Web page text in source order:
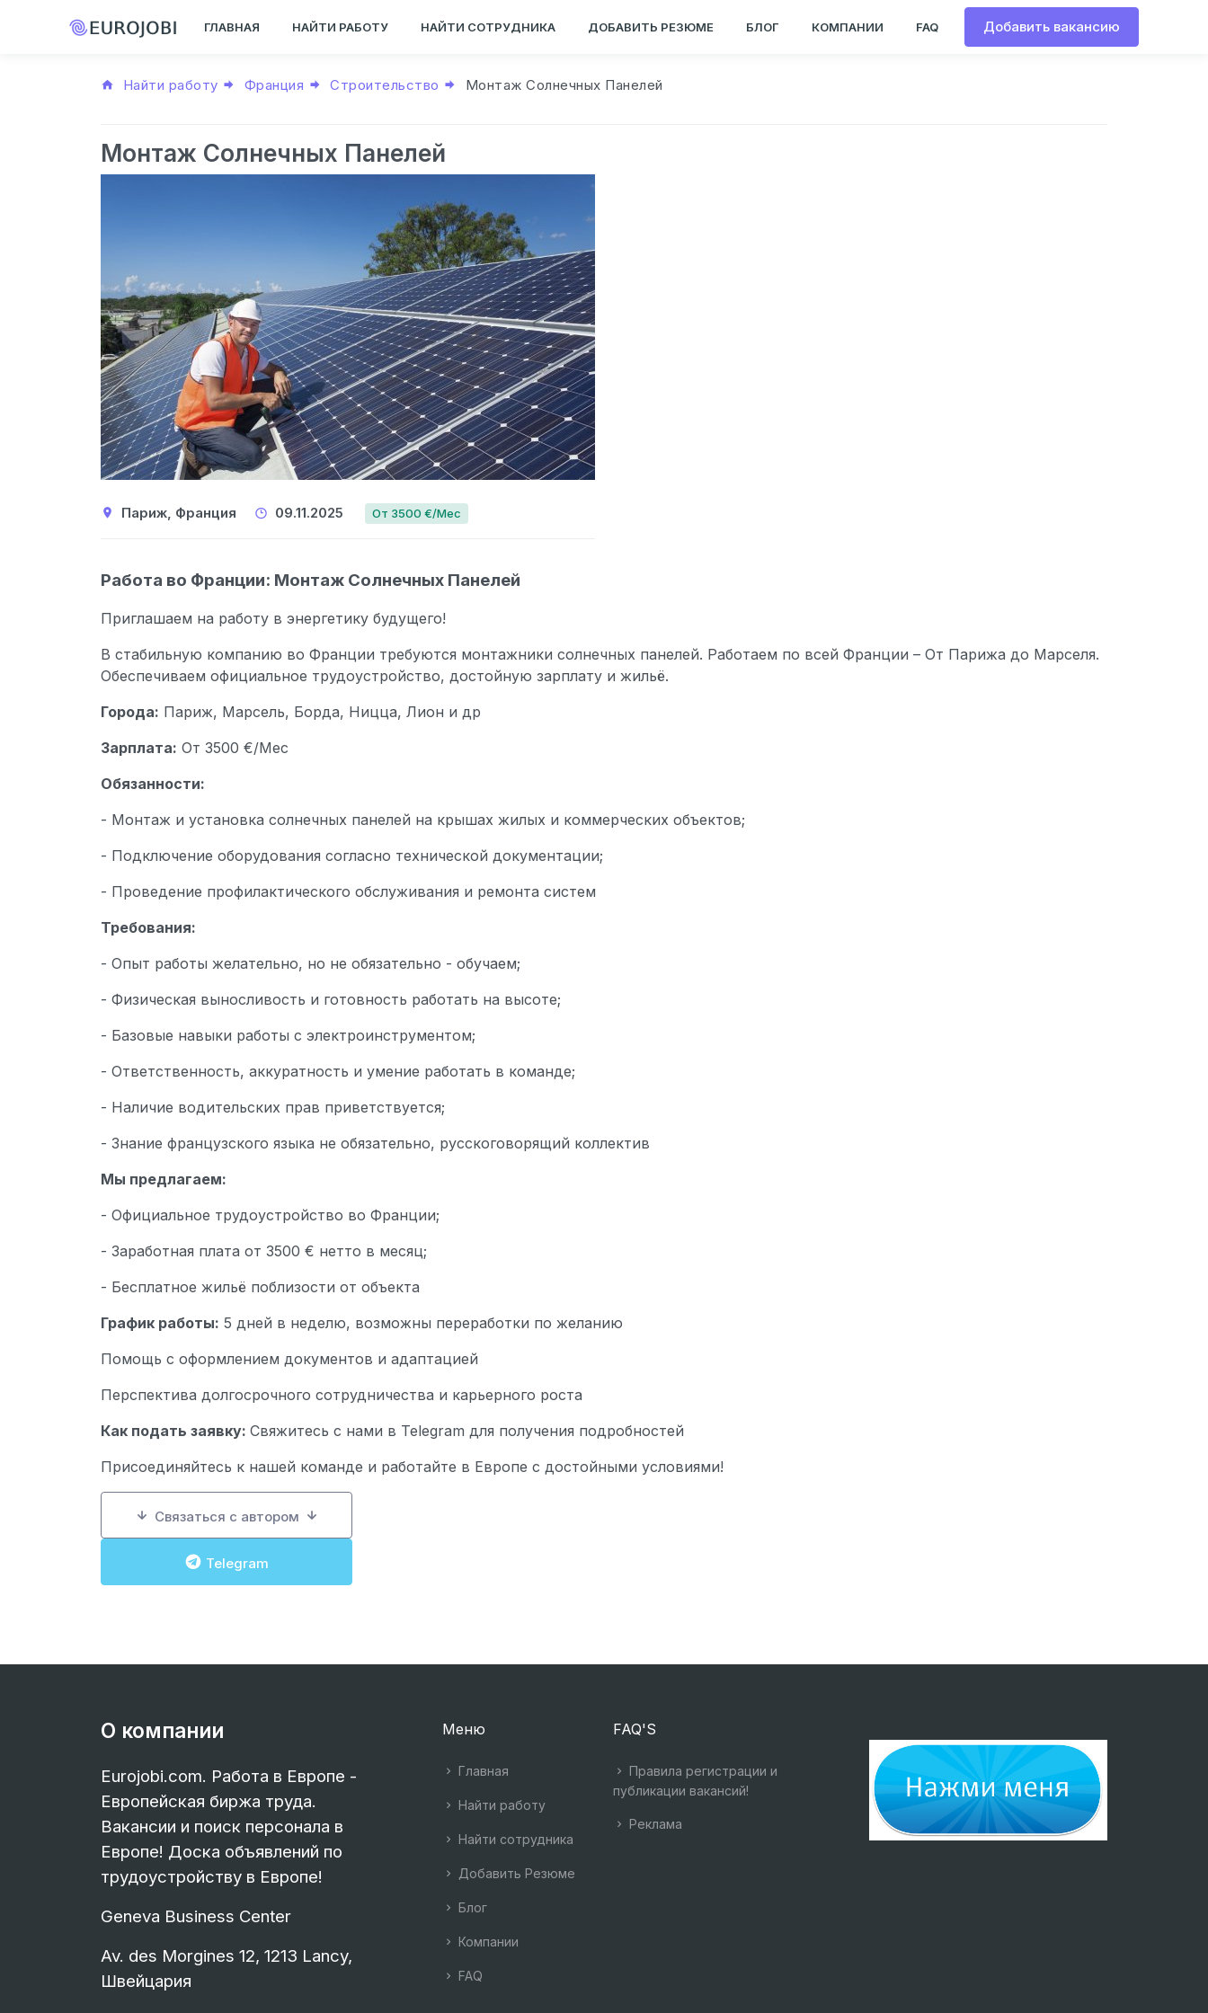
ГЛАВНАЯ НАЙТИ РАБОТУ НАЙТИ СОТРУДНИКА ДОБАВИТЬ РЕЗЮМЕ БЛОГ КОМПАНИИ FAQ Добавить вакансию
Найти работу Франция Строительство Монтаж Солнечных Панелей
Монтаж Солнечных Панелей
Париж, Франция 09.11.2025 От 3500 €/Мес
Работа во Франции: Монтаж Солнечных Панелей
Приглашаем на работу в энергетику будущего!
В стабильную компанию во Франции требуются монтажники солнечных панелей. Работаем по всей Франции – От Парижа до Марселя.
Обеспечиваем официальное трудоустройство, достойную зарплату и жильё.
Города: Париж, Марсель, Борда, Ницца, Лион и др
Зарплата: От 3500 €/Мес
Обязанности:
- Монтаж и установка солнечных панелей на крышах жилых и коммерческих объектов;
- Подключение оборудования согласно технической документации;
- Проведение профилактического обслуживания и ремонта систем
Требования:
- Опыт работы желательно, но не обязательно - обучаем;
- Физическая выносливость и готовность работать на высоте;
- Базовые навыки работы с электроинструментом;
- Ответственность, аккуратность и умение работать в команде;
- Наличие водительских прав приветствуется;
- Знание французского языка не обязательно, русскоговорящий коллектив
Мы предлагаем:
- Официальное трудоустройство во Франции;
- Заработная плата от 3500 € нетто в месяц;
- Бесплатное жильё поблизости от объекта
График работы: 5 дней в неделю, возможны переработки по желанию
Помощь с оформлением документов и адаптацией
Перспектива долгосрочного сотрудничества и карьерного роста
Как подать заявку: Свяжитесь с нами в Telegram для получения подробностей
Присоединяйтесь к нашей команде и работайте в Европе с достойными условиями!
Связаться с автором
Telegram
О компании
Eurojobi.com. Работа в Европе -
Европейская биржа труда.
Вакансии и поиск персонала в
Европе! Доска объявлений по
трудоустройству в Европе!
Geneva Business Center
Av. des Morgines 12, 1213 Lancy,
Швейцария
Меню
Главная
Найти работу
Найти сотрудника
Добавить Резюме
Блог
Компании
FAQ
FAQ'S
Правила регистрации и
публикации вакансий!
Реклама